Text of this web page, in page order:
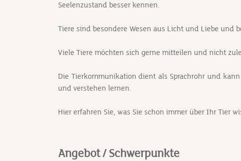
Seelenzustand besser kennen.
Tiere sind besondere Wesen aus Licht und Liebe und
Viele Tiere möchten sich gerne mitteilen und nicht
Die Tierkommunikation dient als Sprachrohr und
und verstehen lernen.
Hier erfahren Sie, was Sie schon immer über Ihr Tier
Angebot / Schwerpunkte